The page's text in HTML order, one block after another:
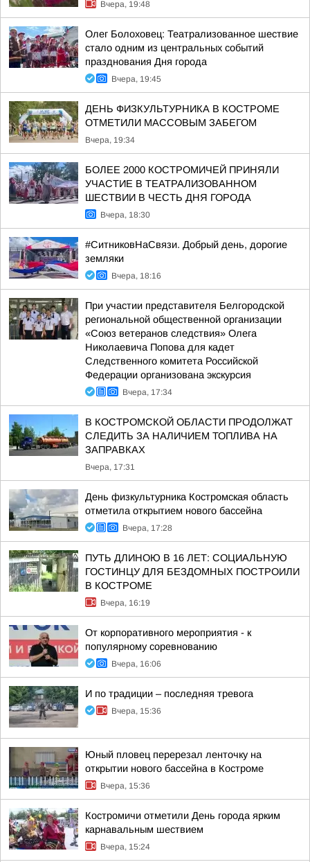
Вчера, 19:48
Олег Болоховец: Театрализованное шествие
стало одним из центральных событий
празднования Дня города
Вчера, 19:45
ДЕНЬ ФИЗКУЛЬТУРНИКА В КОСТРОМЕ
ОТМЕТИЛИ МАССОВЫМ ЗАБЕГОМ
Вчера, 19:34
БОЛЕЕ 2000 КОСТРОМИЧЕЙ ПРИНЯЛИ
УЧАСТИЕ В ТЕАТРАЛИЗОВАННОМ
ШЕСТВИИ В ЧЕСТЬ ДНЯ ГОРОДА
Вчера, 18:30
#СитниковНаСвязи. Добрый день, дорогие
земляки
Вчера, 18:16
При участии представителя Белгородской
региональной общественной организации
«Союз ветеранов следствия» Олега
Николаевича Попова для кадет
Следственного комитета Российской
Федерации организована экскурсия
Вчера, 17:34
В КОСТРОМСКОЙ ОБЛАСТИ ПРОДОЛЖАТ
СЛЕДИТЬ ЗА НАЛИЧИЕМ ТОПЛИВА НА
ЗАПРАВКАХ
Вчера, 17:31
День физкультурника Костромская область
отметила открытием нового бассейна
Вчера, 17:28
ПУТЬ ДЛИНОЮ В 16 ЛЕТ: СОЦИАЛЬНУЮ
ГОСТИНЦУ ДЛЯ БЕЗДОМНЫХ ПОСТРОИЛИ
В КОСТРОМЕ
Вчера, 16:19
От корпоративного мероприятия - к
популярному соревнованию
Вчера, 16:06
И по традиции – последняя тревога
Вчера, 15:36
Юный пловец перерезал ленточку на
открытии нового бассейна в Костроме
Вчера, 15:36
Костромичи отметили День города ярким
карнавальным шествием
Вчера, 15:24